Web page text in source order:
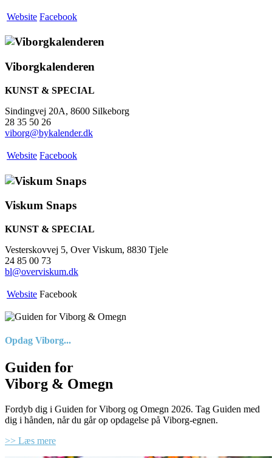
Website Facebook
Viborgkalenderen
KUNST & SPECIAL
Sindingvej 20A, 8600 Silkeborg
28 35 50 26
viborg@bykalender.dk
Website Facebook
Viskum Snaps
KUNST & SPECIAL
Vesterskovvej 5, Over Viskum, 8830 Tjele
24 85 00 73
bl@overviskum.dk
Website Facebook
Opdag Viborg...
Guiden for
Viborg & Omegn
Fordyb dig i Guiden for Viborg og Omegn 2026. Tag Guiden med
dig i hånden, når du går op opdagelse på Viborg-egnen.
>> Læs mere